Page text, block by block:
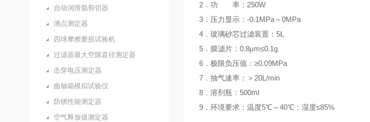
自动润滑脂剪切器
滴点测定器
四球摩擦磨损试验机
过滤器最大空隙直径测定器
击穿电压测定器
曲轴箱模拟试验仪
防锈性能测定器
空气释放值测定器
2．功 率：250W
3．压力显示：-0.1MPa～0MPa
4．玻璃砂芯过滤装置：5L
5．膜滤片：0.8μm≤0.1g
6．极限负压值：≥0.09MPa
7．抽气速率：＞20L/min
8．溶剂瓶：500ml
9．环境要求：温度5℃～40℃；湿度≤85%